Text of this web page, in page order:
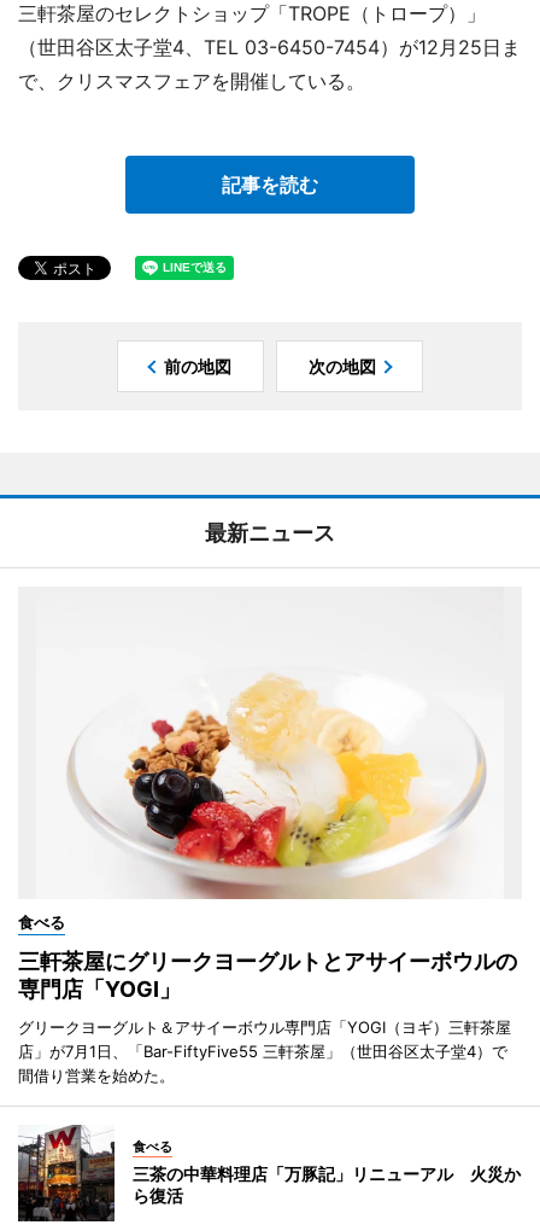
三軒茶屋のセレクトショップ「TROPE（トロープ）」
（世田谷区太子堂4、TEL 03-6450-7454）が12月25日ま
で、クリスマスフェアを開催している。
記事を読む
前の地図 次の地図
最新ニュース
食べる
三軒茶屋にグリークヨーグルトとアサイーボウルの
専門店「YOGI」
グリークヨーグルト＆アサイーボウル専門店「YOGI（ヨギ）三軒茶屋
店」が7月1日、「Bar-FiftyFive55 三軒茶屋」（世田谷区太子堂4）で
間借り営業を始めた。
食べる
三茶の中華料理店「万豚記」リニューアル 火災か
ら復活